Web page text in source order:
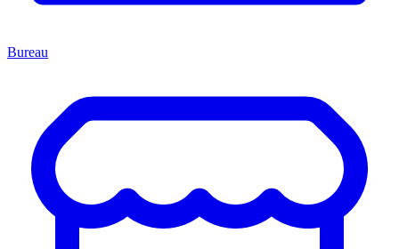
Bureau